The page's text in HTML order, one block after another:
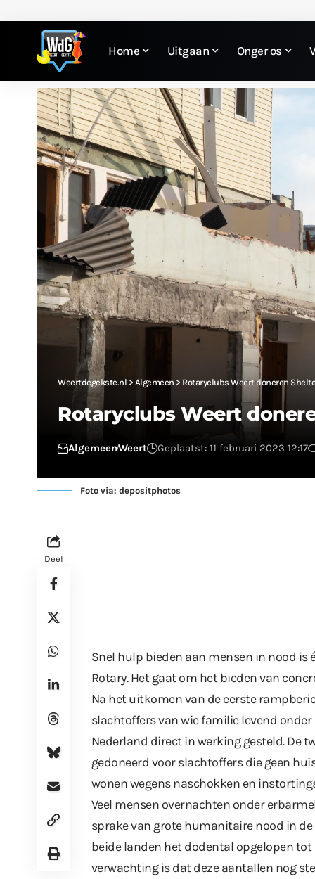
Home Uitgaan Onger os
Weertdegekste.nl > Algemeen > Rotaryclubs Weert doneren
Rotaryclubs Weert
AlgemeenWeert Geplaatst: 11 februari 2023 12:17
Foto via: depositphotos
Deel
Snel hulp bieden aan mensen in nood is
Rotary. Het gaat om het bieden van
Na het uitkomen van de eerste
slachtoffers van wie familie levend
Nederland direct in werking gesteld. De
gedoneerd voor slachtoffers die geen
wonen wegens naschokken en
Veel mensen overnachten onder
sprake van grote humanitaire nood in
beide landen het dodental opgelopen
verwachting is dat deze aantallen nog